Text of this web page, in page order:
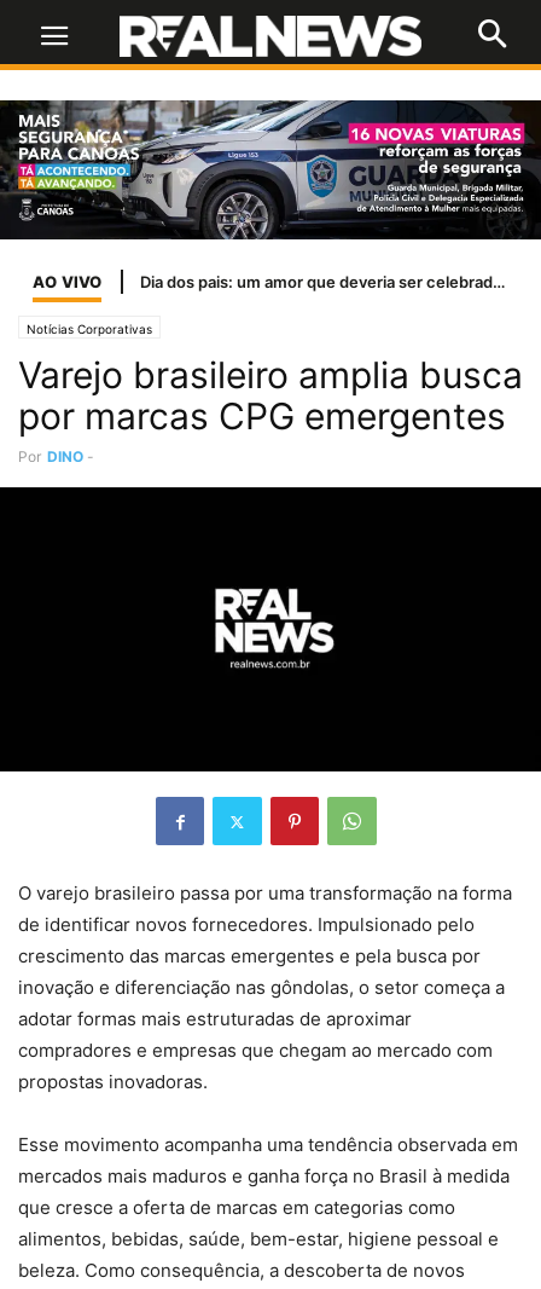
AO VIVO Dia dos pais: um amor que deveria ser celebrado todos os dias
Notícias Corporativas
Varejo brasileiro amplia busca
por marcas CPG emergentes
Por DINO -
O varejo brasileiro passa por uma transformação na forma
de identificar novos fornecedores. Impulsionado pelo
crescimento das marcas emergentes e pela busca por
inovação e diferenciação nas gôndolas, o setor começa a
adotar formas mais estruturadas de aproximar
compradores e empresas que chegam ao mercado com
propostas inovadoras.
Esse movimento acompanha uma tendência observada em
mercados mais maduros e ganha força no Brasil à medida
que cresce a oferta de marcas em categorias como
alimentos, bebidas, saúde, bem-estar, higiene pessoal e
beleza. Como consequência, a descoberta de novos